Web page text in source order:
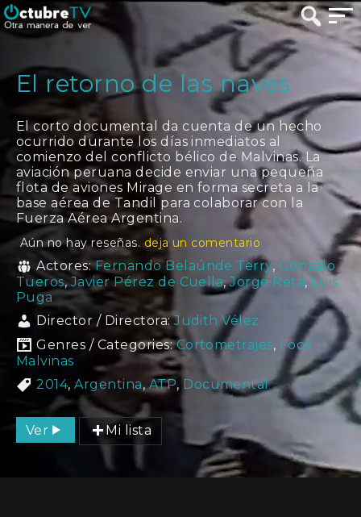
El retorno de las naves
El corto documental da cuenta de un hecho
ocurrido durante los días inmediatos al
comienzo del conflicto bélico de Malvinas. La
aviación peruana decide enviar una pequeña
flota de aviones Mirage en forma secreta a la
base aérea de Tandil para colaborar con la
Fuerza Aérea Argentina.
Aún no hay reseñas. deja un comentario
Actores:Fernando Belaúnde Terry, Gonzalo
Tueros,Javier Pérez de Cuella,Jorge Reta, Luis
Puga
Director / Directora:Judith Vélez
Genres / Categories:Cortometrajes, Foco
Malvinas
2014,Argentina,ATP, Documental
Ver Mi lista